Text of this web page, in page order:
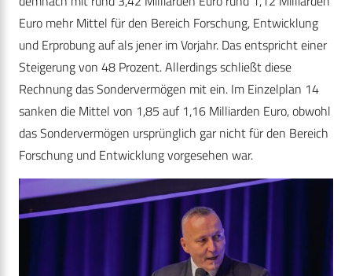
Euro mehr Mittel für den Bereich Forschung, Entwicklung
und Erprobung auf als jener im Vorjahr. Das entspricht einer
Steigerung von 48 Prozent. Allerdings schließt diese
Rechnung das Sondervermögen mit ein. Im Einzelplan 14
sanken die Mittel von 1,85 auf 1,16 Milliarden Euro, obwohl
das Sondervermögen ursprünglich gar nicht für den Bereich
Forschung und Entwicklung vorgesehen war.